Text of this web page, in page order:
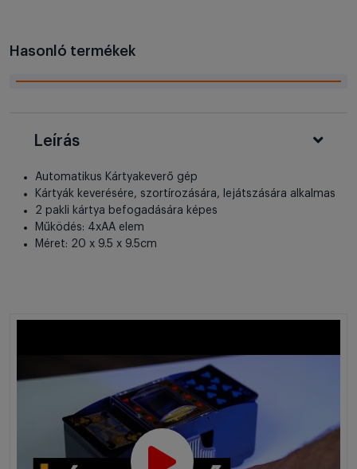
Hasonló termékek
Leírás
Automatikus Kártyakeverő gép
Kártyák keverésére, szortírozására, lejátszására alkalmas
2 pakli kártya befogadására képes
Működés: 4xAA elem
Méret: 20 x 9.5 x 9.5cm